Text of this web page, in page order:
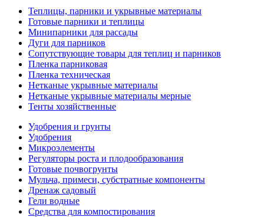
Теплицы, парники и укрывные материалы
Готовые парники и теплицы
Минипарники для рассады
Дуги для парников
Сопутствующие товары для теплиц и парников
Пленка парниковая
Пленка техническая
Нетканые укрывные материалы
Нетканые укрывные материалы мерные
Тенты хозяйственные
Удобрения и грунты
Удобрения
Микроэлементы
Регуляторы роста и плодообразования
Готовые почвогрунты
Мульча, примеси, субстратные компоненты
Дренаж садовый
Гели водные
Средства для компостирования